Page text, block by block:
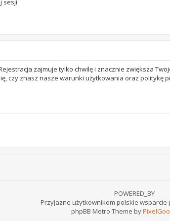
sesji
zajmuje tylko chwilę i znacznie zwiększa
czy znasz nasze warunki użytkowania oraz politykę
POWERED_BY
Przyjazne użytkownikom polskie wsparcie
phpBB Metro Theme by